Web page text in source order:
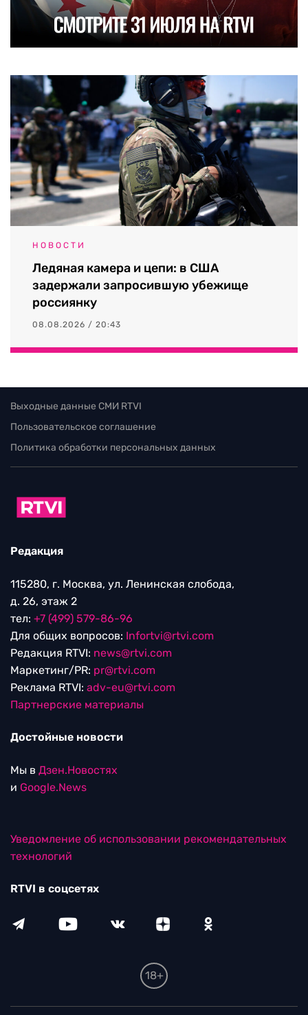
НОВОСТИ
Ледяная камера и цепи: в США
задержали запросившую убежище
россиянку
08.08.2026 / 20:43
Выходные данные СМИ RTVI
Пользовательское соглашение
Политика обработки персональных данных
Редакция
115280, г. Москва, ул. Ленинская слобода,
д. 26, этаж 2
тел: +7 (499) 579-86-96
Для общих вопросов: Infortvi@rtvi.com
Редакция RTVI: news@rtvi.com
Маркетинг/PR: pr@rtvi.com
Реклама RTVI: adv-eu@rtvi.com
Партнерские материалы
Достойные новости
Мы в Дзен.Новостях
и Google.News
Уведомление об использовании рекомендательных
технологий
RTVI в соцсетях
18+